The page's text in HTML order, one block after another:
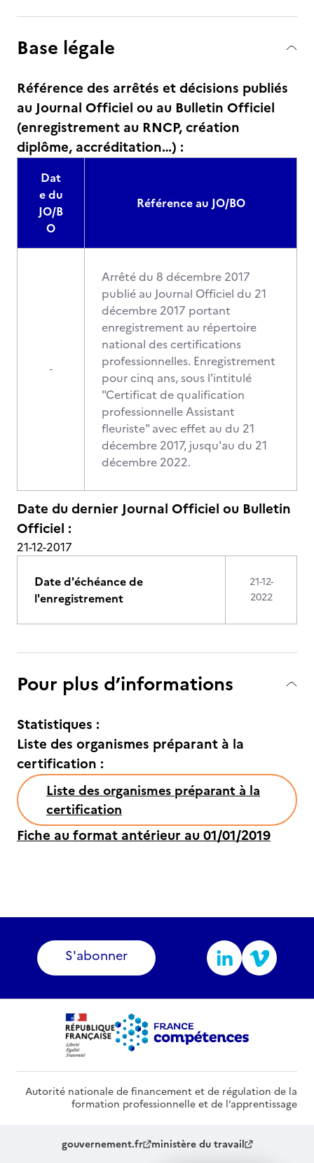
Base légale
Référence des arrêtés et décisions publiés
au Journal Officiel ou au Bulletin Officiel
(enregistrement au RNCP, création
diplôme, accréditation…) :
Dat
e du
JO/B
O
Référence au JO/BO
-
Arrêté du 8 décembre 2017
publié au Journal Officiel du 21
décembre 2017 portant
enregistrement au répertoire
national des certifications
professionnelles. Enregistrement
pour cinq ans, sous l'intitulé
"Certificat de qualification
professionnelle Assistant
fleuriste" avec effet au du 21
décembre 2017, jusqu'au du 21
décembre 2022.
Date du dernier Journal Officiel ou Bulletin
Officiel :
21-12-2017
Date d'échéance de
l'enregistrement
21-12-
2022
Pour plus d’informations
Statistiques :
Liste des organismes préparant à la
certification :
Liste des organismes préparant à la
certification
Fiche au format antérieur au 01/01/2019
S'abonner
Autorité nationale de financement et de régulation de la
formation professionnelle et de l’apprentissage
gouvernement.fr ministère du travail